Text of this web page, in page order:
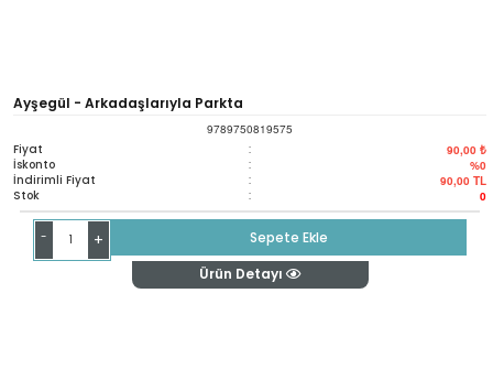
Ayşegül - Arkadaşlarıyla Parkta
9789750819575
Fiyat : 90,00 ₺
İskonto : %0
İndirimli Fiyat : 90,00 TL
Stok : 0
- +
Sepete Ekle
Ürün Detayı